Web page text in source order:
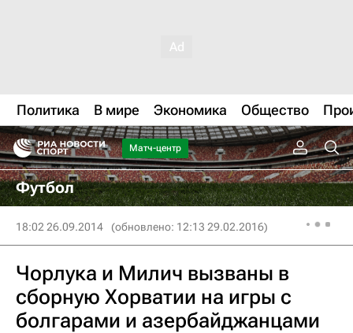
Политика В мире Экономика Общество
Матч-центр
Футбол
18:02 26.09.2014 (обновлено: 12:13 29.02.2016)
Чорлука и Милич вызваны в
сборную Хорватии на игры с
болгарами и азербайджанцами